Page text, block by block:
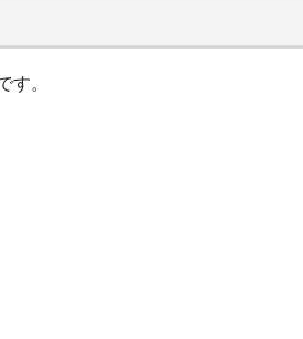
す。